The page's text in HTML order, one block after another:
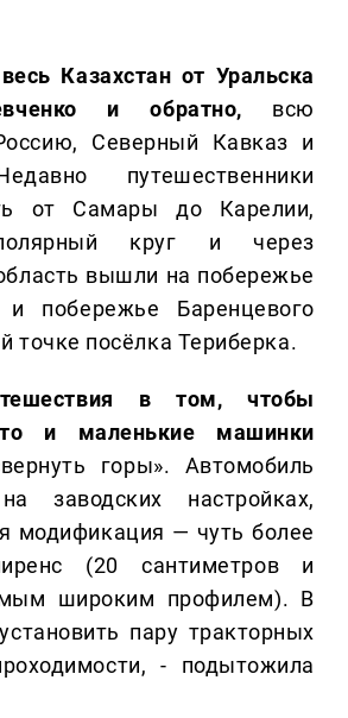
Казахстан от Уральска
и обратно, всю
Северный Кавказ и
путешественники
от Самары до Карелии,
круг и через
вышли на побережье
побережье Баренцевого
точке посёлка Териберка.
в том, чтобы
и маленькие машинки
горы». Автомобиль
заводских настройках,
модификация — чуть более
(20 сантиметров и
широким профилем). В
пару тракторных
- подытожила